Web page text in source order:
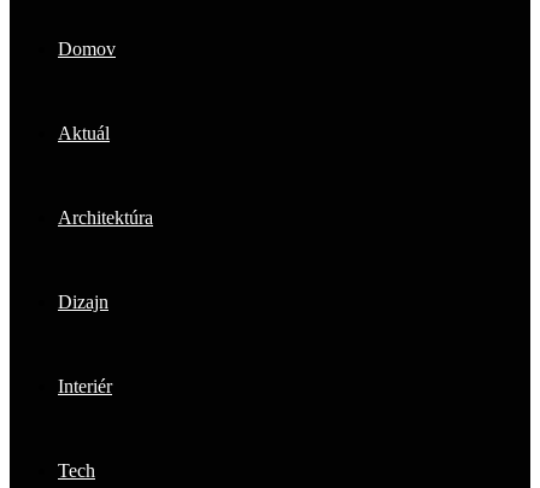
Domov
Aktuál
Architektúra
Dizajn
Interiér
Tech